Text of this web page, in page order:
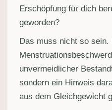
Erschöpfung für dich
geworden?
Das muss nicht so sein.
unvermeidlicher
sondern ein Hinweis
aus dem Gleichgewicht